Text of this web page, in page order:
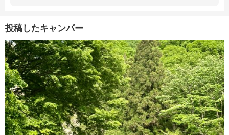
投稿したキャンパー